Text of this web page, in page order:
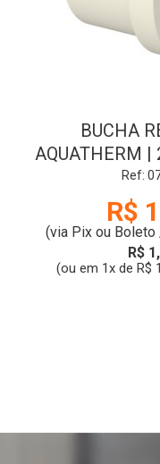
BUCHA
AQUATHERM |
Ref:
R$
(via Pix ou
R$
(ou em 1x de R$